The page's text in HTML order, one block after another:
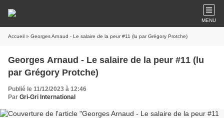
MENU
Accueil » Georges Arnaud - Le salaire de la peur #11 (lu par Grégory Protche)
Georges Arnaud - Le salaire de la peur #11 (lu
par Grégory Protche)
Publié le 11/12/2023 à 12:46
Par Gri-Gri International